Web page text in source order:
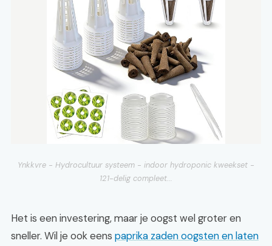
Ynkkvre - Hydrocultuur systeem - indoor hydroponic kweekset -
121-delig compleet...
Het is een investering, maar je oogst wel groter en
sneller. Wil je ook eens paprika zaden oogsten en laten